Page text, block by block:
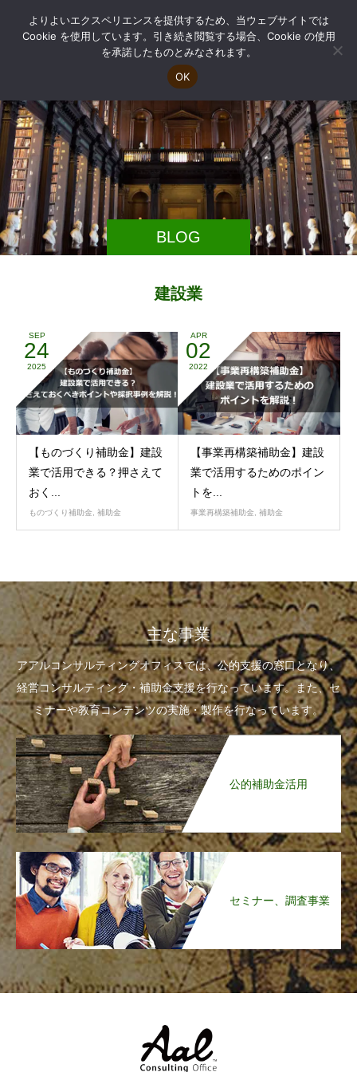
BLOG
建設業
SEP
24
2025
【ものづくり補助金】建設
業で活用できる？押さえて
おく...
ものづくり補助金, 補助金
APR
02
2022
【事業再構築補助金】建設
業で活用するためのポイン
トを...
事業再構築補助金, 補助金
主な事業
アアルコンサルティングオフィスでは、公的支援の窓口となり、
経営コンサルティング・補助金支援を行なっています。また、セ
ミナーや教育コンテンツの実施・製作を行なっています。
公的補助金活用
セミナー、調査事業
よりよいエクスペリエンスを提供するため、当ウェブサイトでは
Cookie を使用しています。引き続き閲覧する場合、Cookie の使用
を承諾したものとみなされます。
OK